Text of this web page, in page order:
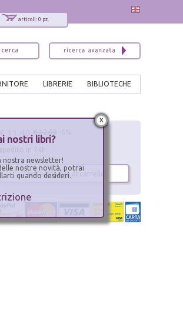
articoli: 0 pz.
BIBLIOTECHE
LIBRERIE
€ 11.40
aggiungi al carrello
x
nostri libri?
nostra newsletter!
nostre novità, potrai
quando desideri.